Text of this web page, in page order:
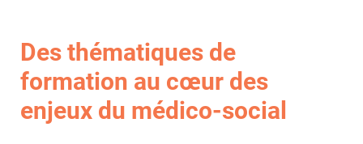
Des thématiques de
formation au cœur des
enjeux du médico-social